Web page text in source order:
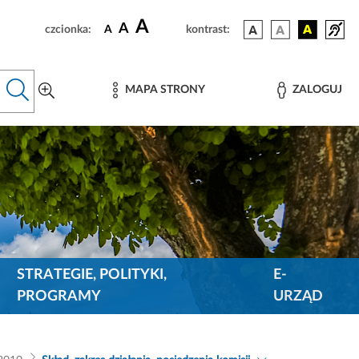
czcionka: A A A kontrast:
MAPA STRONY ZALOGUJ
STRATEGIE, POLITYKI,
PROGRAMY
E-
URZĄD